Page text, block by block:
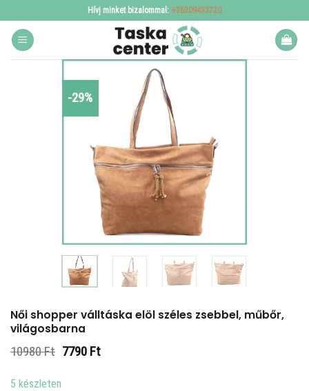
to
content
Hívj minket bizalommal: +36209433720
-29%
Női shopper válltáska elöl széles zsebbel, műbőr,
világosbarna
10980Ft Original
7790 FtCurrent
5 készleten